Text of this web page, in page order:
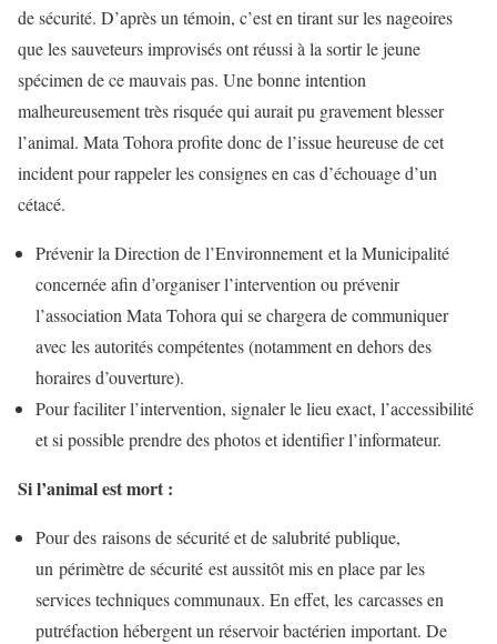
de sécurité. D’après un témoin, c’est en tirant sur les nageoires
que les sauveteurs improvisés ont réussi à la sortir le jeune
spécimen de ce mauvais pas. Une bonne intention
malheureusement très risquée qui aurait pu gravement blesser
l’animal. Mata Tohora profite donc de l’issue heureuse de cet
incident pour rappeler les consignes en cas d’échouage d’un
cétacé.
Prévenir la Direction de l’Environnement et la Municipalité
concernée afin d’organiser l’intervention ou prévenir
l’association Mata Tohora qui se chargera de communiquer
avec les autorités compétentes (notamment en dehors des
horaires d’ouverture).
Pour faciliter l’intervention, signaler le lieu exact, l’accessibilité
et si possible prendre des photos et identifier l’informateur.
Si l’animal est mort :
Pour des raisons de sécurité et de salubrité publique,
un périmètre de sécurité est aussitôt mis en place par les
services techniques communaux. En effet, les carcasses en
putréfaction hébergent un réservoir bactérien important. De